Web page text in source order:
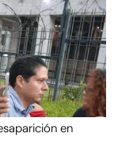
en